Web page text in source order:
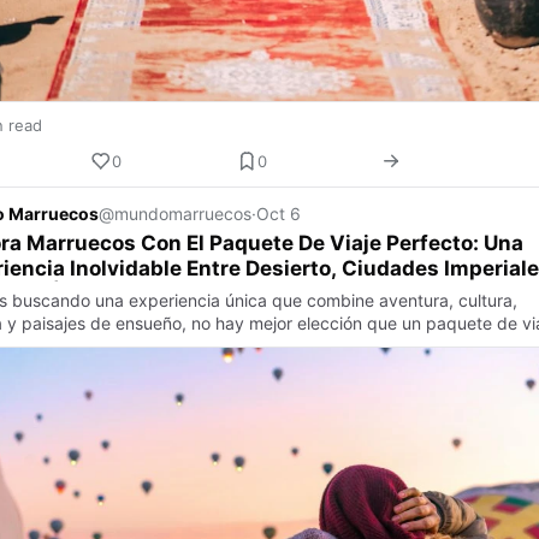
read
0 0
Marruecos@mundomarruecos·Oct 6
Marruecos Con El Paquete De Viaje Perfecto: Una
Inolvidable Entre Desierto, Ciudades
Árabe
buscando una experiencia única que combine aventura, cultura,
y paisajes de ensueño, no hay mejor elección que un paquete de